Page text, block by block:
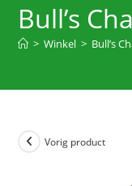
Bull’s
> Winkel > Bull’s
Vorig product